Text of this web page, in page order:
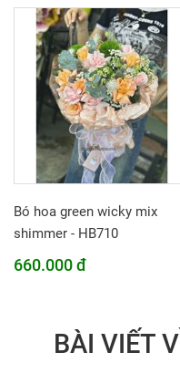
Bó hoa green wicky mix
shimmer - HB710
660.000 đ
BÀI VIẾT